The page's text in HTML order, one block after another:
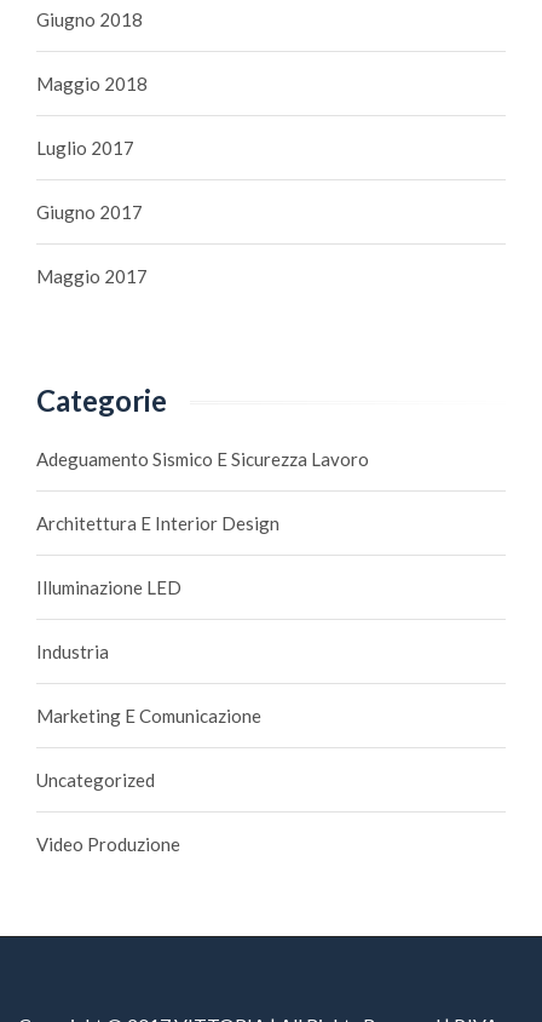
Giugno 2018
Maggio 2018
Luglio 2017
Giugno 2017
Maggio 2017
Categorie
Adeguamento Sismico E Sicurezza Lavoro
Architettura E Interior Design
Illuminazione LED
Industria
Marketing E Comunicazione
Uncategorized
Video Produzione